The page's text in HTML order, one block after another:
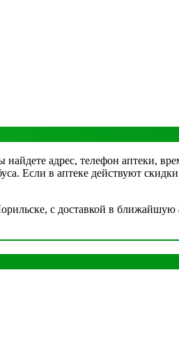
адрес, телефон аптеки,
Если в аптеке действуют
с доставкой в ближайшую